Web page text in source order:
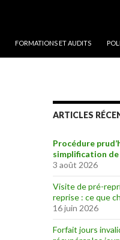
FORMATIONS ET AUDITS
ARTICLES
Procédure
simplification de
3 août 2026
Visite de pré-
reprise : ce que
16 juin 2026
Forfait jours